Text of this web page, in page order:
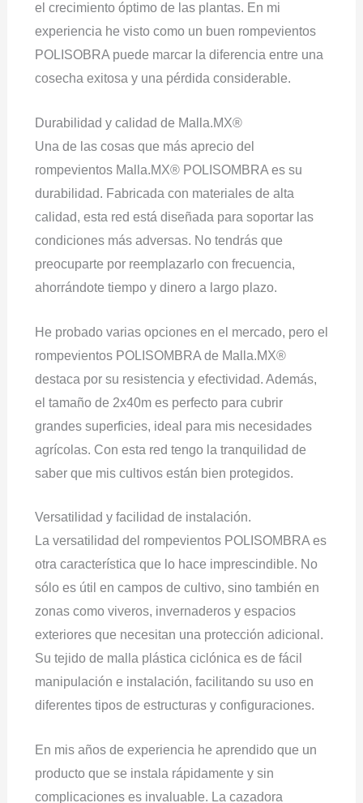
el crecimiento óptimo de las plantas. En mi
experiencia he visto como un buen rompevientos
POLISOBRA puede marcar la diferencia entre una
cosecha exitosa y una pérdida considerable.
Durabilidad y calidad de Malla.MX®
Una de las cosas que más aprecio del
rompevientos Malla.MX® POLISOMBRA es su
durabilidad. Fabricada con materiales de alta
calidad, esta red está diseñada para soportar las
condiciones más adversas. No tendrás que
preocuparte por reemplazarlo con frecuencia,
ahorrándote tiempo y dinero a largo plazo.
He probado varias opciones en el mercado, pero el
rompevientos POLISOMBRA de Malla.MX®
destaca por su resistencia y efectividad. Además,
el tamaño de 2x40m es perfecto para cubrir
grandes superficies, ideal para mis necesidades
agrícolas. Con esta red tengo la tranquilidad de
saber que mis cultivos están bien protegidos.
Versatilidad y facilidad de instalación.
La versatilidad del rompevientos POLISOMBRA es
otra característica que lo hace imprescindible. No
sólo es útil en campos de cultivo, sino también en
zonas como viveros, invernaderos y espacios
exteriores que necesitan una protección adicional.
Su tejido de malla plástica ciclónica es de fácil
manipulación e instalación, facilitando su uso en
diferentes tipos de estructuras y configuraciones.
En mis años de experiencia he aprendido que un
producto que se instala rápidamente y sin
complicaciones es invaluable. La cazadora